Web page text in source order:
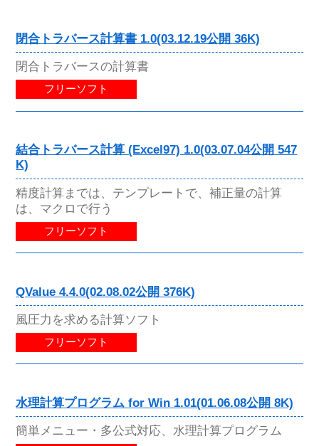
閉合トラバース計算書 1.0(03.12.19公開 36K)
閉合トラバースの計算書
フリーソフト
結合トラバース計算 (Excel97) 1.0(03.07.04公開 547
K)
精度計算までは、テンプレートで、補正量の計算
は、マクロで行う
フリーソフト
QValue 4.4.0(02.08.02公開 376K)
風圧力を求める計算ソフト
フリーソフト
水理計算プログラム for Win 1.01(01.06.08公開 8K)
簡単メニュー・多公式対応、水理計算プログラム